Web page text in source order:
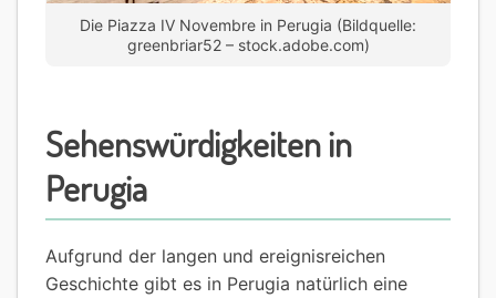
Die Piazza IV Novembre in Perugia (Bildquelle:
greenbriar52 – stock.adobe.com)
Sehenswürdigkeiten in
Perugia
Aufgrund der langen und ereignisreichen
Geschichte gibt es in Perugia natürlich eine